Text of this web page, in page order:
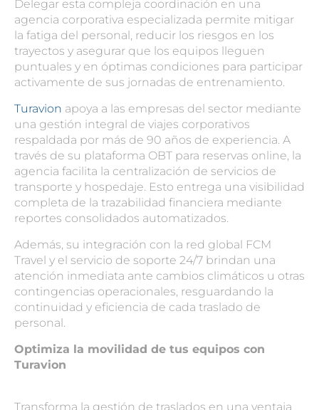
Delegar esta compleja coordinación en una
agencia corporativa especializada permite mitigar
la fatiga del personal, reducir los riesgos en los
trayectos y asegurar que los equipos lleguen
puntuales y en óptimas condiciones para participar
activamente de sus jornadas de entrenamiento.
Turavion apoya a las empresas del sector mediante
una gestión integral de viajes corporativos
respaldada por más de 90 años de experiencia. A
través de su plataforma OBT para reservas online, la
agencia facilita la centralización de servicios de
transporte y hospedaje. Esto entrega una visibilidad
completa de la trazabilidad financiera mediante
reportes consolidados automatizados.
Además, su integración con la red global FCM
Travel y el servicio de soporte 24/7 brindan una
atención inmediata ante cambios climáticos u otras
contingencias operacionales, resguardando la
continuidad y eficiencia de cada traslado de
personal.
Optimiza la movilidad de tus equipos con
Turavion
Transforma la gestión de traslados en una ventaja